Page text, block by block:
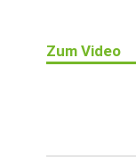
Zum Video